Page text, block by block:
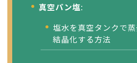
真空パン塩:
塩水を真空タンクで
結晶化する方法